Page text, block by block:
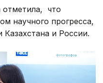
что
научного прогресса,
и России.